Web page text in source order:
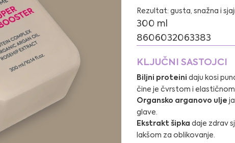
Rezultat: gusta, snažna i
300 ml
8606032063383
KLJUČNI SASTOJCI
Biljni proteini daju kosi
čine je čvrstom i
Organsko arganovo ulje
glave.
Ekstrakt šipka daje zdrav
lakšom za oblikovanje.